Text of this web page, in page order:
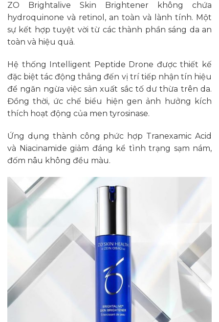
ZO Brightalive Skin Brightener không chứa
hydroquinone và retinol, an toàn và lành tính. Một
sự kết hợp tuyệt vời từ các thành phần sáng da an
toàn và hiệu quả.
Hệ thống Intelligent Peptide Drone được thiết kế
đặc biệt tác động thẳng đến vị trí tiếp nhận tín hiệu
để ngăn ngừa việc sản xuất sắc tố dư thừa trên da.
Đồng thời, ức chế biểu hiện gen ảnh hưởng kích
thích hoạt động của men tyrosinase.
Ứng dụng thành công phức hợp Tranexamic Acid
và Niacinamide giảm đáng kể tình trạng sạm nám,
đốm nâu không đều màu.